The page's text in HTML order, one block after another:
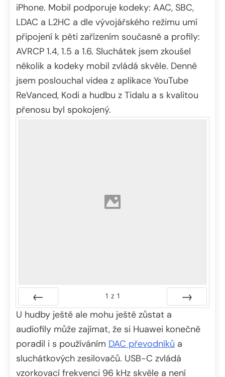
iPhone. Mobil podporuje kodeky: AAC, SBC,
LDAC a L2HC a dle vývojářského režimu umí
připojení k pěti zařízením současně a profily:
AVRCP 1.4, 1.5 a 1.6. Sluchátek jsem zkoušel
několik a kodeky mobil zvládá skvěle. Denně
jsem poslouchal videa z aplikace YouTube
ReVanced, Kodi a hudbu z Tidalu a s kvalitou
přenosu byl spokojený.
Předchozí
1 z 1
U hudby ještě ale mohu ještě zůstat a
audiofily může zajímat, že si Huawei konečně
poradil i s používáním DAC převodníků a
sluchátkových zesilovačů. USB-C zvládá
vzorkovací frekvenci 96 kHz skvěle a není